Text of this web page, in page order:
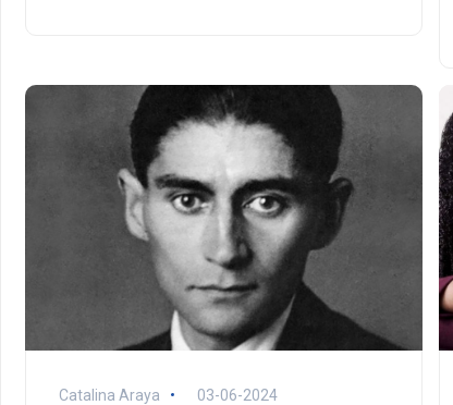
Catalina Araya 03-06-2024